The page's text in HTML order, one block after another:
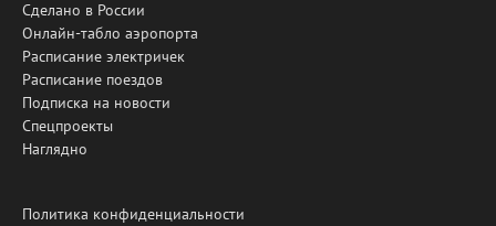
Сделано в России
Онлайн-табло аэропорта
Расписание электричек
Расписание поездов
Подписка на новости
Спецпроекты
Наглядно
Политика конфиденциальности